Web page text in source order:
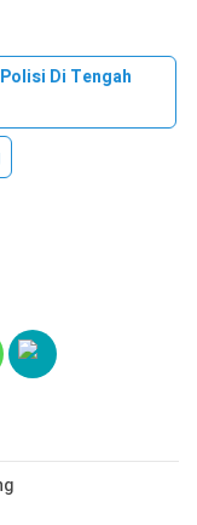
Di Tengah